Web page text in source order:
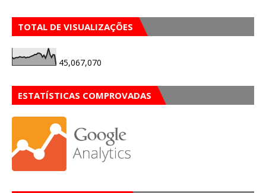
TOTAL DE VISUALIZAÇÕES
45,067,070
ESTATÍSTICAS COMPROVADAS